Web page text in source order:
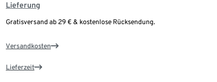
Lieferung
Gratisversand ab 29 € & kostenlose Rücksendung.
Versandkosten
Lieferzeit